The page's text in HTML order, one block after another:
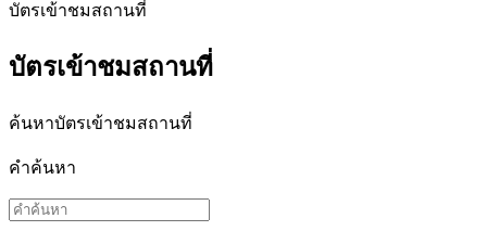
บัตรเข้าชมสถานที่
บัตรเข้าชมสถานที่
ค้นหาบัตรเข้าชมสถานที่
คำค้นหา